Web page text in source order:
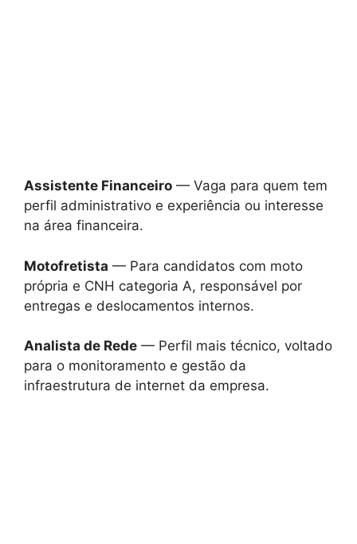
Assistente Financeiro — Vaga para quem tem
perfil administrativo e experiência ou interesse
na área financeira.
Motofretista — Para candidatos com moto
própria e CNH categoria A, responsável por
entregas e deslocamentos internos.
Analista de Rede — Perfil mais técnico, voltado
para o monitoramento e gestão da
infraestrutura de internet da empresa.